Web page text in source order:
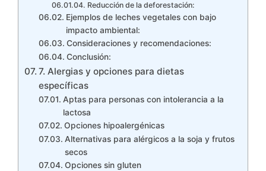
Reducción de la deforestación:
Ejemplos de leches vegetales con bajo
impacto ambiental:
Consideraciones y recomendaciones:
Conclusión:
7. Alergias y opciones para dietas
específicas
Aptas para personas con intolerancia a la
lactosa
Opciones hipoalergénicas
Alternativas para alérgicos a la soja y frutos
secos
Opciones sin gluten